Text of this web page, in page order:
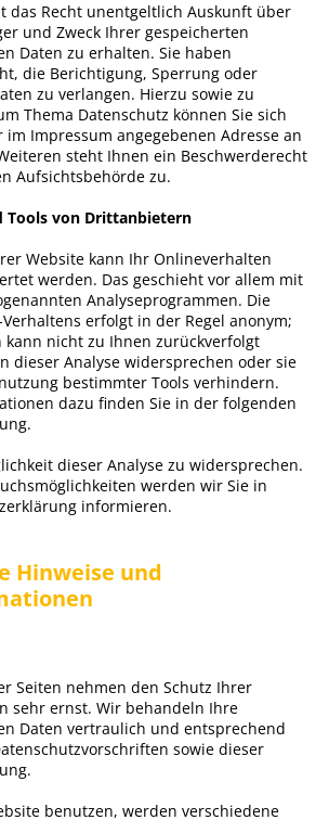
das Recht unentgeltlich Auskunft über
und Zweck Ihrer gespeicherten
Daten zu erhalten. Sie haben
die Berichtigung, Sperrung oder
zu verlangen. Hierzu sowie zu
Thema Datenschutz können Sie sich
Impressum angegebenen Adresse an
steht Ihnen ein Beschwerderecht
Aufsichtsbehörde zu.
Tools von Drittanbietern
Website kann Ihr Onlineverhalten
werden. Das geschieht vor allem mit
Analyseprogrammen. Die
erfolgt in der Regel anonym;
kann nicht zu Ihnen zurückverfolgt
dieser Analyse widersprechen oder sie
bestimmter Tools verhindern.
dazu finden Sie in der folgenden
dieser Analyse zu widersprechen.
werden wir Sie in
informieren.
Hinweise und
Seiten nehmen den Schutz Ihrer
sehr ernst. Wir behandeln Ihre
Daten vertraulich und entsprechend
sowie dieser
benutzen, werden verschiedene